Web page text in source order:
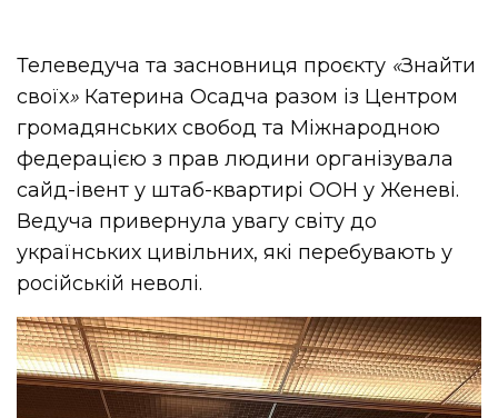
Телеведуча та засновниця проєкту «Знайти
своїх» Катерина Осадча разом із Центром
громадянських свобод та Міжнародною
федерацією з прав людини організувала
сайд-івент у штаб-квартирі ООН у Женеві.
Ведуча привернула увагу світу до
українських цивільних, які перебувають у
російській неволі.